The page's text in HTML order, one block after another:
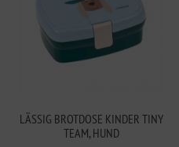
LÄSSIG BROTDOSE KINDER TINY
TEAM, HUND